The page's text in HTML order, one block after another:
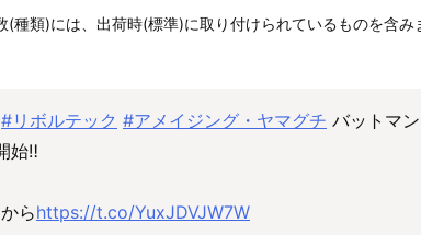
(種類)には、出荷時(標準)に取り付けられているものを含み
#リボルテック #アメイジング・ヤマグチ バットマ
始‼
らhttps://t.co/YuxJDVJW7W